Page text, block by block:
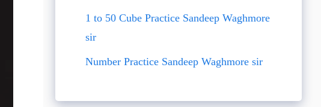
1 to 50 Cube Practice Sandeep Waghmore
sir
Number Practice Sandeep Waghmore sir